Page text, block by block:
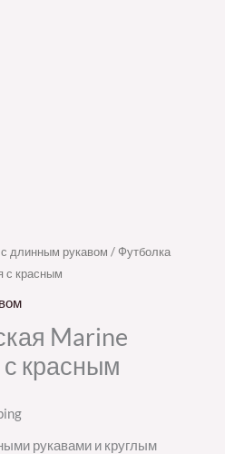
длинным рукавом / Футболка
с красным
Marine
красным
рукавами и круглым